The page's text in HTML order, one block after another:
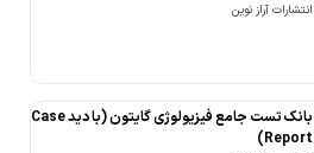
انتشارات آراز نوین
بانک تست جامع فیزیولوژی گایتون (با دید Case
Report)